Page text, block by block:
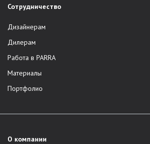
Сотрудничество
Дизайнерам
Дилерам
Работа в PARRA
Материалы
Портфолио
О компании